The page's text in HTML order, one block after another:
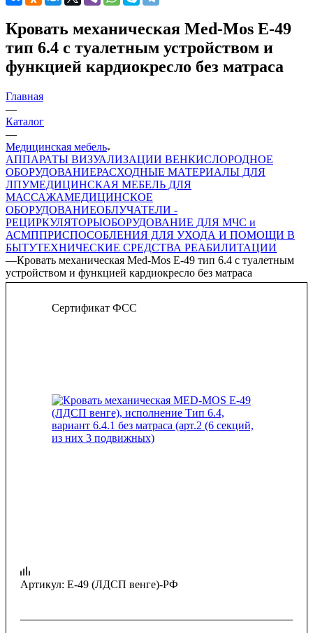
Кровать механическая Med-Mos Е-49
тип 6.4 с туалетным устройством и
функцией кардиокресло без матраса
Главная
—
Каталог
—
Медицинская мебель
АППАРАТЫ ВИЗУАЛИЗАЦИИ ВЕНКИСЛОРОДНОЕ
ОБОРУДОВАНИЕРАСХОДНЫЕ МАТЕРИАЛЫ ДЛЯ
ЛПУМЕДИЦИНСКАЯ МЕБЕЛЬ ДЛЯ
МАССАЖАМЕДИЦИНСКОЕ
ОБОРУДОВАНИЕОБЛУЧАТЕЛИ -
РЕЦИРКУЛЯТОРЫОБОРУДОВАНИЕ ДЛЯ МЧС и
АСМППРИСПОСОБЛЕНИЯ ДЛЯ УХОДА И ПОМОЩИ В
БЫТУТЕХНИЧЕСКИЕ СРЕДСТВА РЕАБИЛИТАЦИИ
—Кровать механическая Med-Mos Е-49 тип 6.4 с туалетным
устройством и функцией кардиокресло без матраса
Сертификат ФСС
Артикул: E-49 (ЛДСП венге)-РФ